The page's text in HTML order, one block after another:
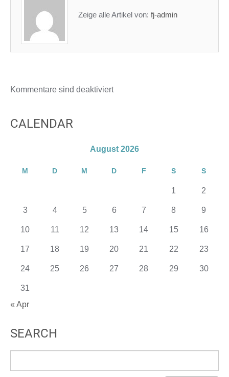
Zeige alle Artikel von: fj-admin
Kommentare sind deaktiviert
CALENDAR
August 2026
M D M D F S S
1 2
3 4 5 6 7 8 9
10 11 12 13 14 15 16
17 18 19 20 21 22 23
24 25 26 27 28 29 30
31
« Apr
SEARCH